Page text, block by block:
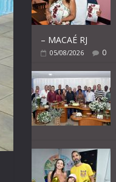
– MACAÉ RJ
05/08/2026 0